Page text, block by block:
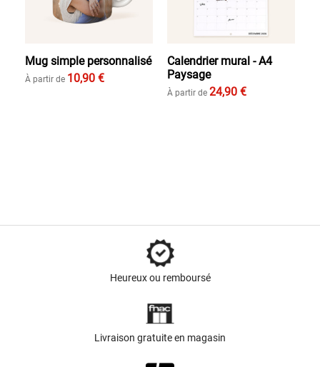
Mug simple personnalisé
À partir de 10,90 €
Calendrier mural - A4
Paysage
À partir de 24,90 €
Heureux ou remboursé
Livraison gratuite en magasin